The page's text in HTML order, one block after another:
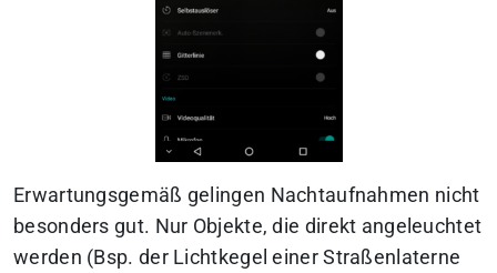
Erwartungsgemäß gelingen Nachtaufnahmen nicht
besonders gut. Nur Objekte, die direkt angeleuchtet
werden (Bsp. der Lichtkegel einer Straßenlaterne